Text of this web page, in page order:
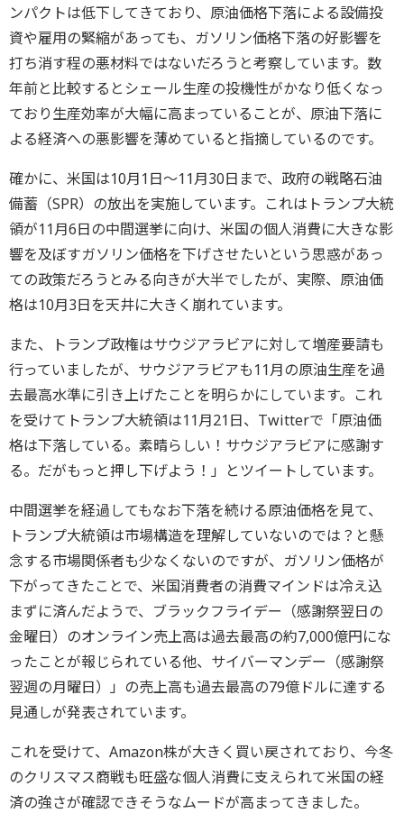
ンパクトは低下してきており、原油価格下落による設備投
資や雇用の緊縮があっても、ガソリン価格下落の好影響を
打ち消す程の悪材料ではないだろうと考察しています。数
年前と比較するとシェール生産の投機性がかなり低くなっ
ており生産効率が大幅に高まっていることが、原油下落に
よる経済への悪影響を薄めていると指摘しているのです。
確かに、米国は10月1日～11月30日まで、政府の戦略石油
備蓄（SPR）の放出を実施しています。これはトランプ大統
領が11月6日の中間選挙に向け、米国の個人消費に大きな影
響を及ぼすガソリン価格を下げさせたいという思惑があっ
ての政策だろうとみる向きが大半でしたが、実際、原油価
格は10月3日を天井に大きく崩れています。
また、トランプ政権はサウジアラビアに対して増産要請も
行っていましたが、サウジアラビアも11月の原油生産を過
去最高水準に引き上げたことを明らかにしています。これ
を受けてトランプ大統領は11月21日、Twitterで「原油価
格は下落している。素晴らしい！サウジアラビアに感謝す
る。だがもっと押し下げよう！」とツイートしています。
中間選挙を経過してもなお下落を続ける原油価格を見て、
トランプ大統領は市場構造を理解していないのでは？と懸
念する市場関係者も少なくないのですが、ガソリン価格が
下がってきたことで、米国消費者の消費マインドは冷え込
まずに済んだようで、ブラックフライデー（感謝祭翌日の
金曜日）のオンライン売上高は過去最高の約7,000億円にな
ったことが報じられている他、サイバーマンデー（感謝祭
翌週の月曜日）」の売上高も過去最高の79億ドルに達する
見通しが発表されています。
これを受けて、Amazon株が大きく買い戻されており、今冬
のクリスマス商戦も旺盛な個人消費に支えられて米国の経
済の強さが確認できそうなムードが高まってきました。